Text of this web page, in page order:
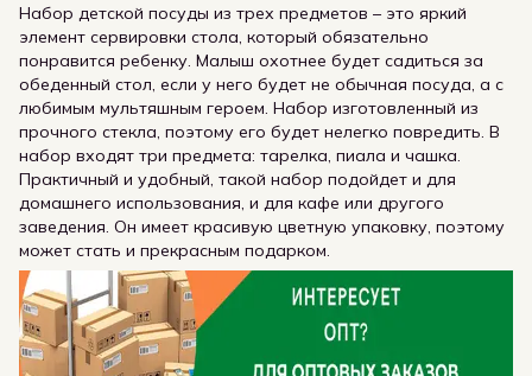
Набор детской посуды из трех предметов – это яркий
элемент сервировки стола, который обязательно
понравится ребенку. Малыш охотнее будет садиться за
обеденный стол, если у него будет не обычная посуда, а с
любимым мультяшным героем. Набор изготовленный из
прочного стекла, поэтому его будет нелегко повредить. В
набор входят три предмета: тарелка, пиала и чашка.
Практичный и удобный, такой набор подойдет и для
домашнего использования, и для кафе или другого
заведения. Он имеет красивую цветную упаковку, поэтому
может стать и прекрасным подарком.